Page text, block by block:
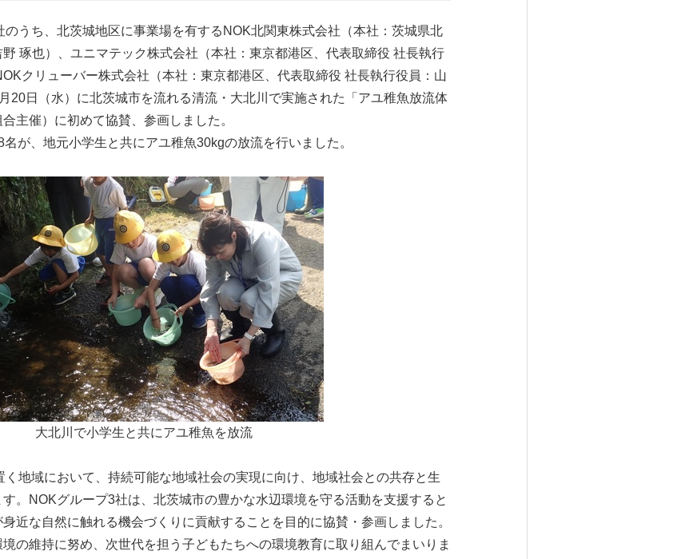
のうち、北茨城地区に事業場を有するNOK北関東株式会社（本社：茨城県北
琢也）、ユニマテック株式会社（本社：東京都港区、代表取締役 社長執行
クリューバー株式会社（本社：東京都港区、代表取締役 社長執行役員：山
20日（水）に北茨城市を流れる清流・大北川で実施された「アユ稚魚放流体
主催）に初めて協賛、参画しました。
が、地元小学生と共にアユ稚魚30kgの放流を行いました。
大北川で小学生と共にアユ稚魚を放流
く地域において、持続可能な地域社会の実現に向け、地域社会との共存と生
。NOKグループ3社は、北茨城市の豊かな水辺環境を守る活動を支援すると
近な自然に触れる機会づくりに貢献することを目的に協賛・参画しました。
の維持に努め、次世代を担う子どもたちへの環境教育に取り組んでまいりま